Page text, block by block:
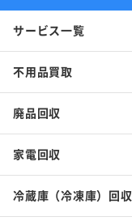
サービス一覧
不用品買取
廃品回収
家電回収
冷蔵庫（冷凍庫）回収